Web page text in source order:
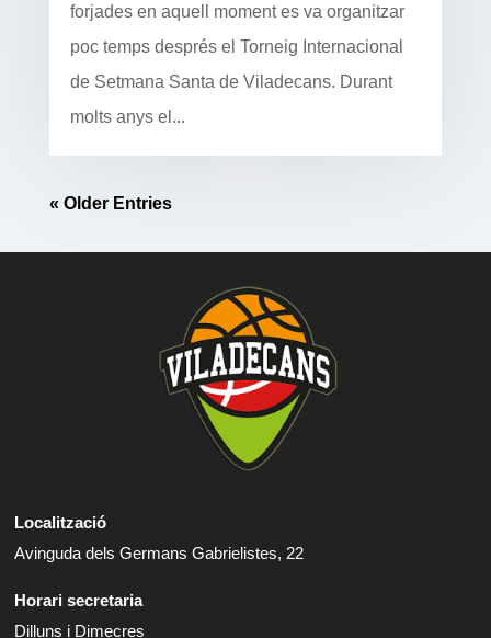
forjades en aquell moment es va organitzar
poc temps després el Torneig Internacional
de Setmana Santa de Viladecans. Durant
molts anys el...
« Older Entries
Localització
Avinguda dels Germans Gabrielistes, 22
Horari secretaria
Dilluns i Dimecres